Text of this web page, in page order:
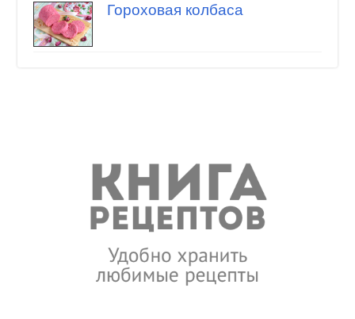
Гороховая колбаса